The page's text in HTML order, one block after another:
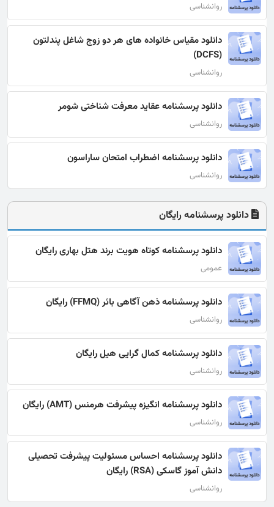
روانشناسی
دانلود مقیاس خانواده های هر دو زوج شاغل پندلتون
(DCFS)
روانشناسی
دانلود پرسشنامه عقاید معرفت شناختی شومر
روانشناسی
دانلود پرسشنامه اضطراب امتحان ساراسون
روانشناسی
دانلود پرسشنامه رایگان
دانلود پرسشنامه کوتاه هویت برند هتل بهاری رایگان
عمومی
دانلود پرسشنامه ذهن آگاهی بائر (FFMQ) رایگان
روانشناسی
دانلود پرسشنامه کمال گرایی هیل رایگان
روانشناسی
دانلود پرسشنامه انگیزه پیشرفت هرمنس (AMT) رایگان
روانشناسی
دانلود پرسشنامه احساس مسئولیت پیشرفت تحصیلی
دانش آموز گاسکی (RSA) رایگان
روانشناسی